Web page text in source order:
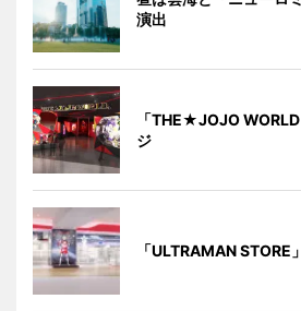
演出
「THE★JOJO
ジ
「ULTRAMAN STORE